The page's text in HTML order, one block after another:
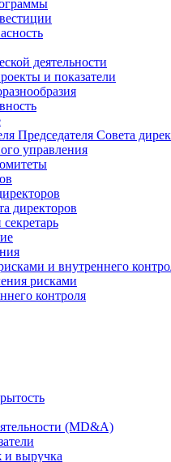
деятельности
и показатели
Председателя Совета
управления
директоров
и внутреннего
рисками
контроля
(MD&A)
выручка